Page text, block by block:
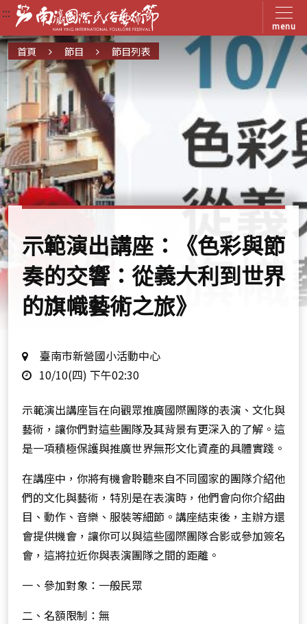
menu
:::
:::
:::
首頁 節目 節目列表
示範演出講座：《色彩與節
奏的交響：從義大利到世界
的旗幟藝術之旅》
地
點
臺南市新營國小活動中心
時
10/10(四) 下午02:30
示範演出講座旨在向觀眾推廣國際團隊的表演、文化與
藝術，讓你們對這些團隊及其背景有更深入的了解。這
是一項積極保護與推廣世界無形文化資產的具體實踐。
在講座中，你將有機會聆聽來自不同國家的團隊介紹他
們的文化與藝術，特別是在表演時，他們會向你介紹曲
目、動作、音樂、服裝等細節。講座結束後，主辦方還
會提供機會，讓你可以與這些國際團隊合影或參加簽名
會，這將拉近你與表演團隊之間的距離。
一、參加對象：一般民眾
二、名額限制：無